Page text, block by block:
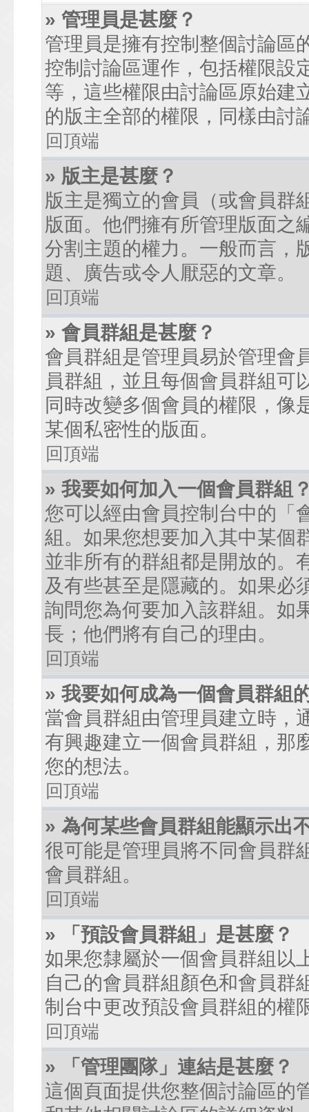
» 管理員是甚麼？
管理員是擁有控制整個討論區
控制討論區運作，包括權限設
等，這些權限由討論區原始建
的版主全部的權限，同樣由討
回頂端
» 版主是甚麼？
版主是獨立的會員（或會員群
版面。他們擁有所管理版面之
分割主題的權力。一般而言，
題、廣告或令人厭惡的文章。
回頂端
» 會員群組是甚麼？
會員群組是管理員易於管理會
員群組，並且每個會員群組可
同時改變多個會員的權限，像
某個私密性的版面。
回頂端
» 我要如何加入一個會員群組
您可以經由會員控制台中的「
組。如果您想要加入其中某個
並非所有的群組都是開放的。
及有些甚至是隱藏的。如果必
詢問您為何要加入該群組。如
長；他們將有自己的理由。
回頂端
» 我要如何成為一個會員群組
當會員群組由管理員建立時，
有興趣建立一個會員群組，那
您的想法。
回頂端
» 為何某些會員群組能顯示出
很可能是管理員將不同會員群
會員群組。
回頂端
» 「預設會員群組」是甚麼？
如果您隸屬於一個會員群組以
自己的會員群組顏色和會員群
制台中更改預設會員群組的權
回頂端
» 「管理團隊」連結是甚麼？
這個頁面提供您整個討論區的